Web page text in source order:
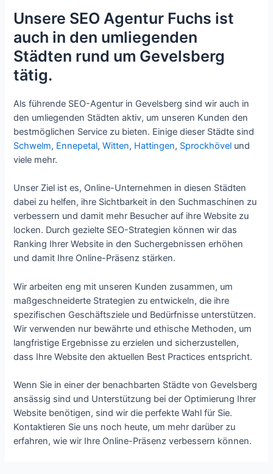
Unsere SEO Agentur Fuchs ist
auch in den umliegenden
Städten rund um Gevelsberg
tätig.
Als führende SEO-Agentur in Gevelsberg sind wir auch in
den umliegenden Städten aktiv, um unseren Kunden den
bestmöglichen Service zu bieten. Einige dieser Städte sind
Schwelm, Ennepetal,Witten, Hattingen, Sprockhövel und
viele mehr.
Unser Ziel ist es, Online-Unternehmen in diesen Städten
dabei zu helfen, ihre Sichtbarkeit in den Suchmaschinen zu
verbessern und damit mehr Besucher auf ihre Website zu
locken. Durch gezielte SEO-Strategien können wir das
Ranking Ihrer Website in den Suchergebnissen erhöhen
und damit Ihre Online-Präsenz stärken.
Wir arbeiten eng mit unseren Kunden zusammen, um
maßgeschneiderte Strategien zu entwickeln, die ihre
spezifischen Geschäftsziele und Bedürfnisse unterstützen.
Wir verwenden nur bewährte und ethische Methoden, um
langfristige Ergebnisse zu erzielen und sicherzustellen,
dass Ihre Website den aktuellen Best Practices entspricht.
Wenn Sie in einer der benachbarten Städte von Gevelsberg
ansässig sind und Unterstützung bei der Optimierung Ihrer
Website benötigen, sind wir die perfekte Wahl für Sie.
Kontaktieren Sie uns noch heute, um mehr darüber zu
erfahren, wie wir Ihre Online-Präsenz verbessern können.